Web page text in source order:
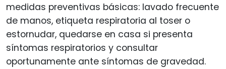
medidas preventivas básicas: lavado frecuente
de manos, etiqueta respiratoria al toser o
estornudar, quedarse en casa si presenta
síntomas respiratorios y consultar
oportunamente ante síntomas de gravedad.